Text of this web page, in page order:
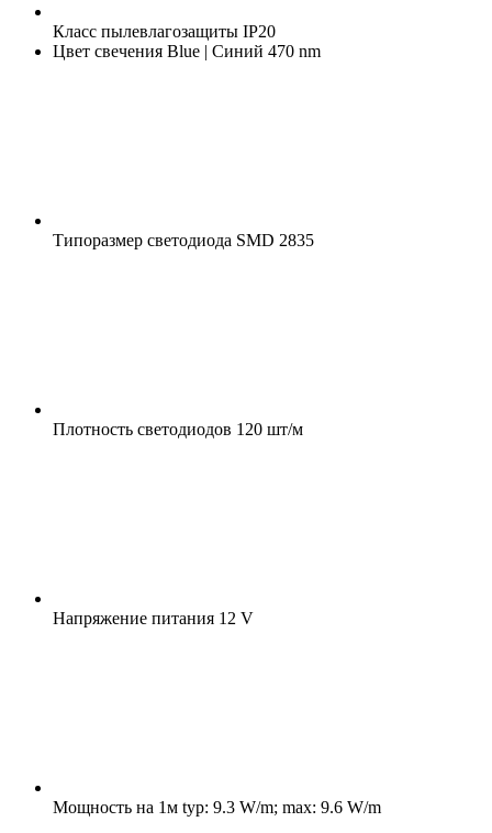
Класс пылевлагозащиты IP20
Цвет свечения Blue | Синий 470 nm
Типоразмер светодиода SMD 2835
Плотность светодиодов 120 шт/м
Напряжение питания 12 V
Мощность на 1м typ: 9.3 W/m; max: 9.6 W/m